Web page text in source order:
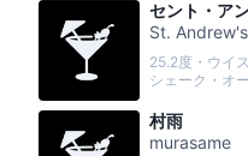
セント・ア
St. Andrew's
25.2度・ウイ
シェーク・オ
村雨
murasame